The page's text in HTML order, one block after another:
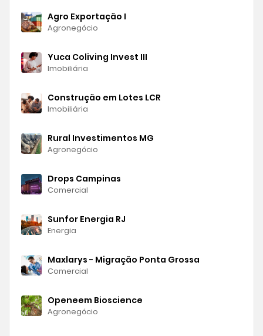
Agro Exportação I
Agronegócio
Yuca Coliving Invest III
Imobiliária
Construção em Lotes LCR
Imobiliária
Rural Investimentos MG
Agronegócio
Drops Campinas
Comercial
Sunfor Energia RJ
Energia
Maxlarys - Migração Ponta Grossa
Comercial
Openeem Bioscience
Agronegócio